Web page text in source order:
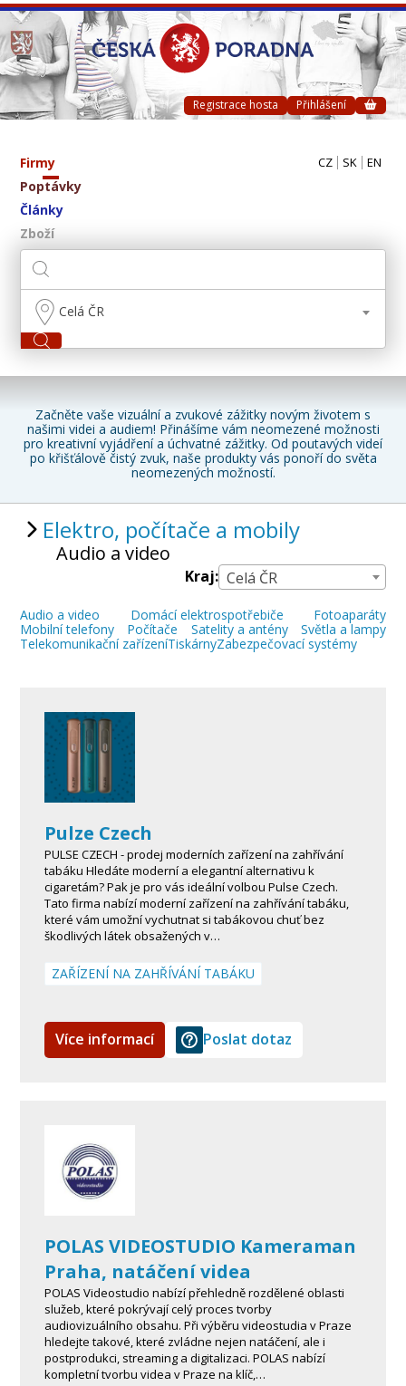
Registrace hosta Přihlášení
Firmy
Poptávky
Články
Zboží
CZ SK EN
Celá ČR
Začněte vaše vizuální a zvukové zážitky novým životem s
našimi videi a audiem! Přinášíme vám neomezené možnosti
pro kreativní vyjádření a úchvatné zážitky. Od poutavých videí
po křišťálově čistý zvuk, naše produkty vás ponoří do světa
neomezených možností.
Elektro, počítače a mobily
Audio a video
Kraj: Celá ČR
Audio a video Domácí elektrospotřebiče
Fotoaparáty
Mobilní telefony
Počítače Satelity a antény
Světla a lampy
Telekomunikační zařízeníTiskárnyZabezpečovací systémy
Pulze Czech
PULSE CZECH - prodej moderních zařízení na zahřívání
tabáku Hledáte moderní a elegantní alternativu k
cigaretám? Pak je pro vás ideální volbou Pulse Czech.
Tato firma nabízí moderní zařízení na zahřívání tabáku,
které vám umožní vychutnat si tabákovou chuť bez
škodlivých látek obsažených v…
ZAŘÍZENÍ NA ZAHŘÍVÁNÍ TABÁKU
Více informací Poslat dotaz
POLAS VIDEOSTUDIO Kameraman
Praha, natáčení videa
POLAS Videostudio nabízí přehledně rozdělené oblasti
služeb, které pokrývají celý proces tvorby
audiovizuálního obsahu. Při výběru videostudia v Praze
hledejte takové, které zvládne nejen natáčení, ale i
postprodukci, streaming a digitalizaci. POLAS nabízí
kompletní tvorbu videa v Praze na klíč,…